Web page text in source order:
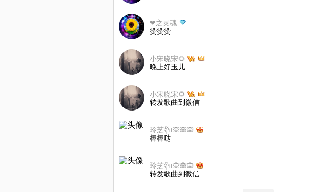
❤之灵魂
赞赞赞
小宋晓宋🌻
晚上好玉儿
小宋晓宋🌻
转发歌曲到微信
玲芝จุ๊บ🙊🙈🙉
棒棒哒
玲芝จุ๊บ🙊🙈🙉
转发歌曲到微信